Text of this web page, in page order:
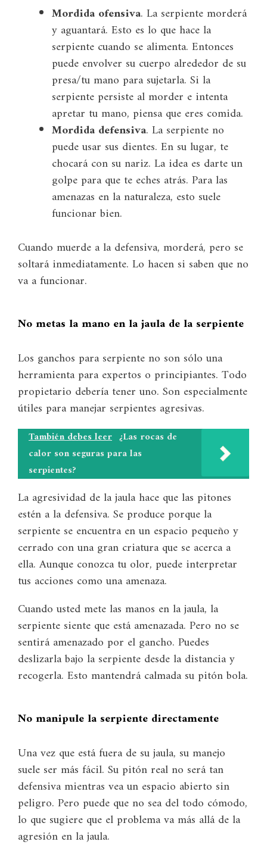
Mordida ofensiva. La serpiente morderá
y aguantará. Esto es lo que hace la
serpiente cuando se alimenta. Entonces
puede envolver su cuerpo alrededor de su
presa/tu mano para sujetarla. Si la
serpiente persiste al morder e intenta
apretar tu mano, piensa que eres comida.
Mordida defensiva. La serpiente no
puede usar sus dientes. En su lugar, te
chocará con su nariz. La idea es darte un
golpe para que te eches atrás. Para las
amenazas en la naturaleza, esto suele
funcionar bien.
Cuando muerde a la defensiva, morderá, pero se
soltará inmediatamente. Lo hacen si saben que no
va a funcionar.
No metas la mano en la jaula de la serpiente
Los ganchos para serpiente no son sólo una
herramienta para expertos o principiantes. Todo
propietario debería tener uno. Son especialmente
útiles para manejar serpientes agresivas.
También debes leer ¿Las rocas de
calor son seguras para las
serpientes?
La agresividad de la jaula hace que las pitones
estén a la defensiva. Se produce porque la
serpiente se encuentra en un espacio pequeño y
cerrado con una gran criatura que se acerca a
ella. Aunque conozca tu olor, puede interpretar
tus acciones como una amenaza.
Cuando usted mete las manos en la jaula, la
serpiente siente que está amenazada. Pero no se
sentirá amenazado por el gancho. Puedes
deslizarla bajo la serpiente desde la distancia y
recogerla. Esto mantendrá calmada su pitón bola.
No manipule la serpiente directamente
Una vez que está fuera de su jaula, su manejo
suele ser más fácil. Su pitón real no será tan
defensiva mientras vea un espacio abierto sin
peligro. Pero puede que no sea del todo cómodo,
lo que sugiere que el problema va más allá de la
agresión en la jaula.